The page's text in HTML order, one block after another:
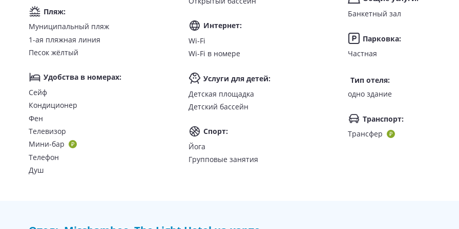
сейф.
Питание
Bed & Breakfast (BB) — в стоимость проживания включен завтрак;
Half Board (HB) — полупансион, входят завтрак и ужин;
Full Board (FB) — полный пансион, включено трехразовое питание: завтрак, обед, ужин.
На территории отеля работают ресторан MissBamboo с обслуживанием по меню, кафе MissBamboo, барбекю-буфет
Удобства и развлечения в отеле «Миссбамбу - Лайт Отель»
К услугам гостей:
Пляж:
Муниципальный пляж
1-ая пляжная линия
Песок жёлтый
Удобства в номерах:
Сейф
Кондиционер
Фен
Телевизор
Мини-бар
Телефон
Душ
Интернет:
Wi-Fi
Wi-Fi в номере
Услуги для детей:
Детская площадка
Детский бассейн
Спорт:
Йога
Групповые занятия
Банкетный зал
Парковка:
Частная
Тип отеля:
одно здание
Транспорт:
Трансфер